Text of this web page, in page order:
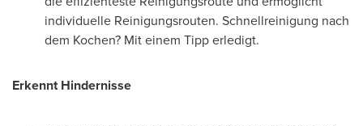
individuelle Reinigungsrouten. Schnellreinigung nach
dem Kochen? Mit einem Tipp erledigt.
Erkennt Hindernisse